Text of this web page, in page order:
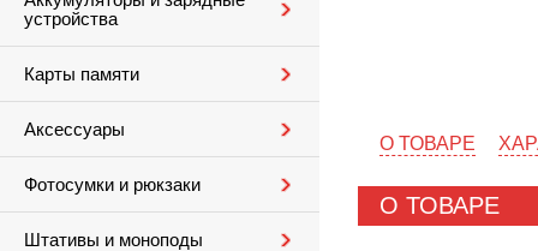
устройства
Карты памяти
Аксессуары
Фотосумки и рюкзаки
Штативы и моноподы
О ТОВАРЕ
О ТОВАРЕ